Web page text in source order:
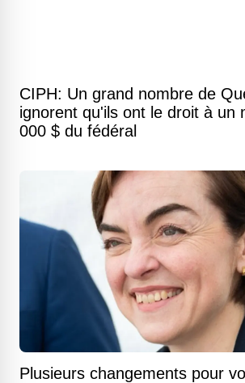
CIPH: Un grand nombre de
ignorent qu'ils ont le droit à un
000 $ du fédéral
Plusieurs changements pour